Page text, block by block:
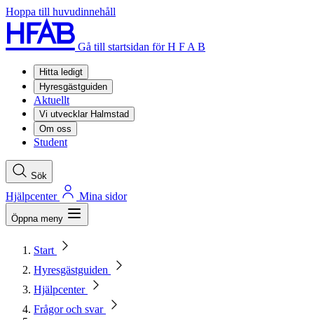
Hoppa till huvudinnehåll
Gå till startsidan för H F A B
Hitta ledigt
Hyresgästguiden
Aktuellt
Vi utvecklar Halmstad
Om oss
Student
Sök
Hjälpcenter Mina sidor
Öppna meny
Start
Hyresgästguiden
Hjälpcenter
Frågor och svar